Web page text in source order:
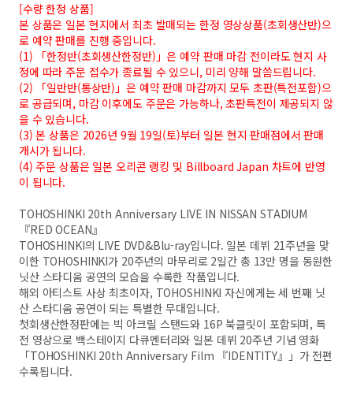
[수량 한정 상품]
본 상품은 일본 현지에서 최초 발매되는 한정 영상상품(초회생산반)으
로 예약 판매를 진행 중입니다.
(1) 「한정반(초회생산한정반)」은 예약 판매 마감 전이라도 현지 사
정에 따라 주문 접수가 종료될 수 있으니, 미리 양해 말씀드립니다.
(2) 「일반반(통상반)」은 예약 판매 마감까지 모두 초판(특전포함)으
로 공급되며, 마감 이후에도 주문은 가능하나, 초판특전이 제공되지 않
을 수 있습니다.
(3) 본 상품은 2026년 9월 19일(토)부터 일본 현지 판매점에서 판매
개시가 됩니다.
(4) 주문 상품은 일본 오리콘 랭킹 및 Billboard Japan 차트에 반영
이 됩니다.
TOHOSHINKI 20th Anniversary LIVE IN NISSAN STADIUM
『RED OCEAN』
TOHOSHINKI의 LIVE DVD&Blu-ray입니다. 일본 데뷔 21주년을 맞
이한 TOHOSHINKI가 20주년의 마무리로 2일간 총 13만 명을 동원한
닛산 스타디움 공연의 모습을 수록한 작품입니다.
해외 아티스트 사상 최초이자, TOHOSHINKI 자신에게는 세 번째 닛
산 스타디움 공연이 되는 특별한 무대입니다.
첫회생산한정판에는 빅 아크릴 스탠드와 16P 북클릿이 포함되며, 특
전 영상으로 백스테이지 다큐멘터리와 일본 데뷔 20주년 기념 영화
「TOHOSHINKI 20th Anniversary Film 『IDENTITY』」가 전편
수록됩니다.